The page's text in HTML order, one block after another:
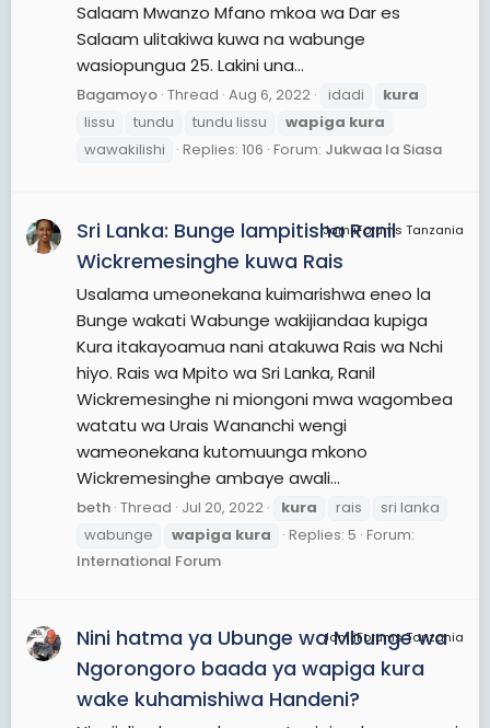
Salaam Mwanzo Mfano mkoa wa Dar es
Salaam ulitakiwa kuwa na wabunge
wasiopungua 25. Lakini una...
Bagamoyo Thread Aug 6, 2022 idadi
kura
lissu
tundu tundu lissu wapiga kura
wawakilishi
Replies: 106 Forum: Jukwaa la Siasa
JamiiForums Tanzania
Sri Lanka: Bunge lampitisha Ranil
Wickremesinghe kuwa Rais
Usalama umeonekana kuimarishwa eneo la
Bunge wakati Wabunge wakijiandaa kupiga
Kura itakayoamua nani atakuwa Rais wa Nchi
hiyo. Rais wa Mpito wa Sri Lanka, Ranil
Wickremesinghe ni miongoni mwa wagombea
watatu wa Urais Wananchi wengi
wameonekana kutomuunga mkono
Wickremesinghe ambaye awali...
beth Thread Jul 20, 2022 kura rais
sri lanka
wabunge
wapiga kura Replies: 5 Forum:
International Forum
JamiiForums Tanzania
Nini hatma ya Ubunge wa Mbunge wa
Ngorongoro baada ya wapiga kura
wake kuhamishiwa Handeni?